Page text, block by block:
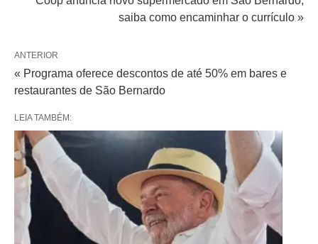
saiba como encaminhar o currículo »
ANTERIOR
« Programa oferece descontos de até 50% em bares e
restaurantes de São Bernardo
LEIA TAMBÉM: